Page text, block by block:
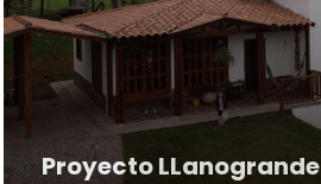
Proyecto LLanogrande